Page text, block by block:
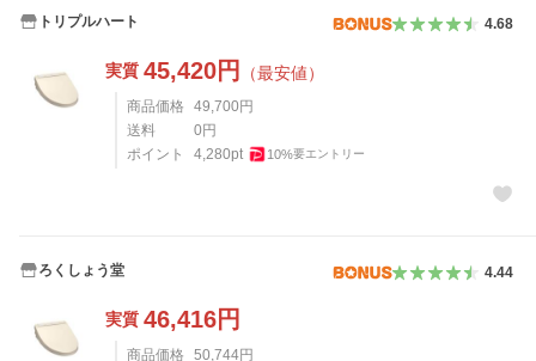
トリプルハート 4.68
実質 45,420円 （最安値）
商品価格 49,700 円
送料
0 円
ポイント
4,280pt 10%要エントリー
ろくしょう堂 4.44
実質 46,416円
商品価格 50,744円